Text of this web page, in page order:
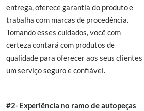
entrega, oferece garantia do produto e
trabalha com marcas de procedência.
Tomando esses cuidados, você com
certeza contará com produtos de
qualidade para oferecer aos seus clientes
um serviço seguro e confiável.
#2- Experiência no ramo de autopeças